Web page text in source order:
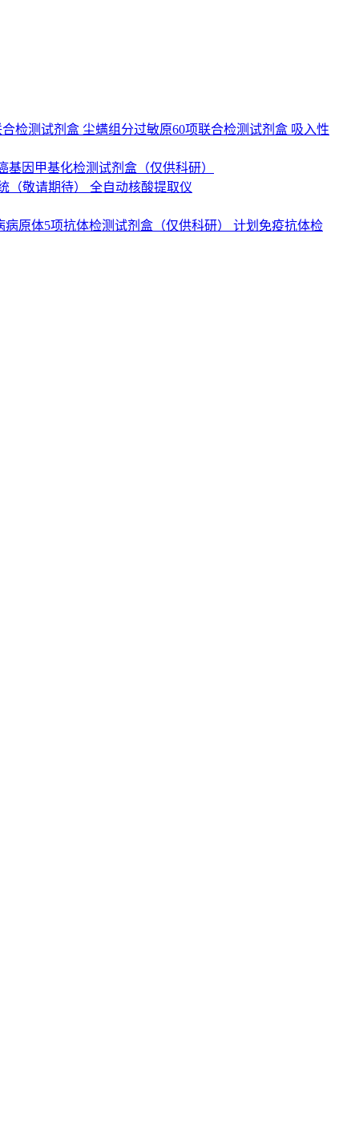
检测试剂盒 尘螨组分过敏原60项联合检测试剂盒 吸入性
基因甲基化检测试剂盒（仅供科研）
（敬请期待） 全自动核酸提取仪
病原体5项抗体检测试剂盒（仅供科研） 计划免疫抗体检